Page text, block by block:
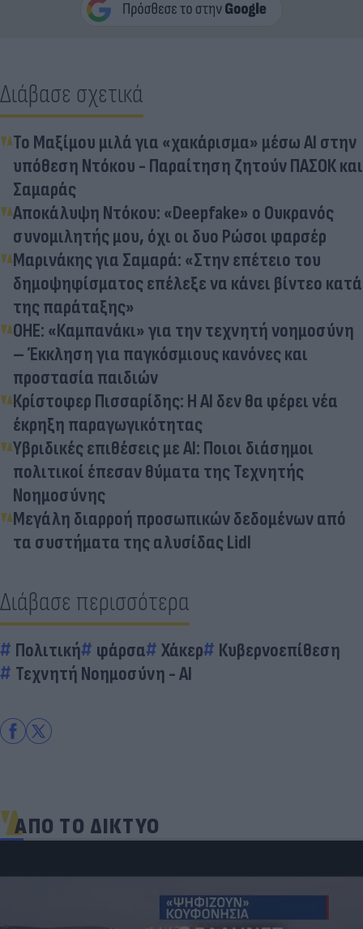
Διάβασε σχετικά
Το Μαξίμου μιλά για «χακάρισμα» μέσω ΑΙ στην
υπόθεση Ντόκου - Παραίτηση ζητούν ΠΑΣΟΚ και
Σαμαράς
Αποκάλυψη Ντόκου: «Deepfake» ο Ουκρανός
συνομιλητής μου, όχι οι δυο Ρώσοι φαρσέρ
Μαρινάκης για Σαμαρά: «Στην επέτειο του
δημοψηφίσματος επέλεξε να κάνει βίντεο κατά
της παράταξης»
ΟΗΕ: «Καμπανάκι» για την τεχνητή νοημοσύνη
– Έκκληση για παγκόσμιους κανόνες και
προστασία παιδιών
Κρίστοφερ Πισσαρίδης: Η AI δεν θα φέρει νέα
έκρηξη παραγωγικότητας
Υβριδικές επιθέσεις με AI: Ποιοι διάσημοι
πολιτικοί έπεσαν θύματα της Τεχνητής
Νοημοσύνης
Μεγάλη διαρροή προσωπικών δεδομένων από
τα συστήματα της αλυσίδας Lidl
Διάβασε περισσότερα
Πολιτική φάρσα Χάκερ
Κυβερνοεπίθεση
Τεχνητή Νοημοσύνη - AI
ΑΠΟ ΤΟ ΔΙΚΤΥΟ